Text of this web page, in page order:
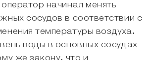
начинал менять
сосудов в соответствии с
температуры воздуха.
воды в основных сосудах
же закону, что и